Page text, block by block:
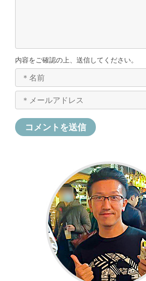
内容をご確認の上、送信してください。